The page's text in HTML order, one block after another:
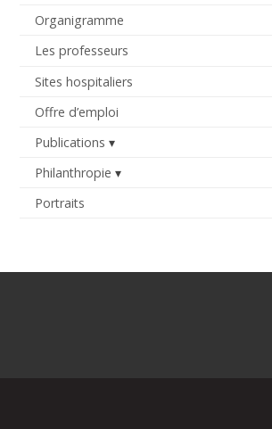
Organigramme
Les professeurs
Sites hospitaliers
Offre d’emploi
Publications
Philanthropie
Portraits